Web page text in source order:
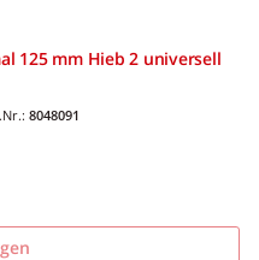
125 mm Hieb 2 universell
8048091